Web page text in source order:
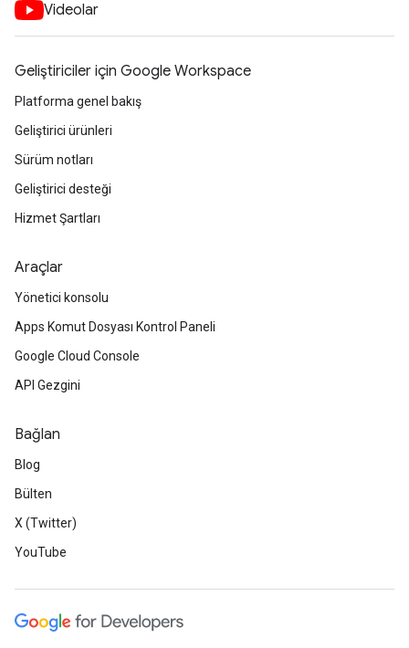
Videolar
Geliştiriciler için Google Workspace
Platforma genel bakış
Geliştirici ürünleri
Sürüm notları
Geliştirici desteği
Hizmet Şartları
Araçlar
Yönetici konsolu
Apps Komut Dosyası Kontrol Paneli
Google Cloud Console
API Gezgini
Bağlan
Blog
Bülten
X (Twitter)
YouTube